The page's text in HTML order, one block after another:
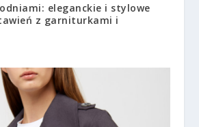
eleganckie i stylowe
z garniturkami i